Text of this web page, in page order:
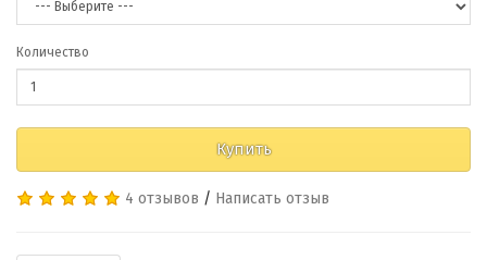
Количество
Купить
4 отзывов / Написать отзыв